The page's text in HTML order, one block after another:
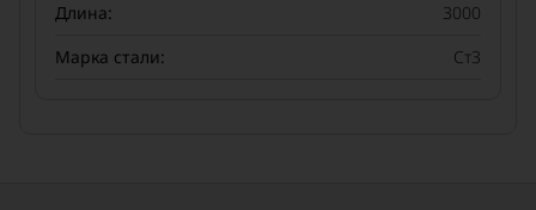
Длина:
3000
Марка стали:
Ст3